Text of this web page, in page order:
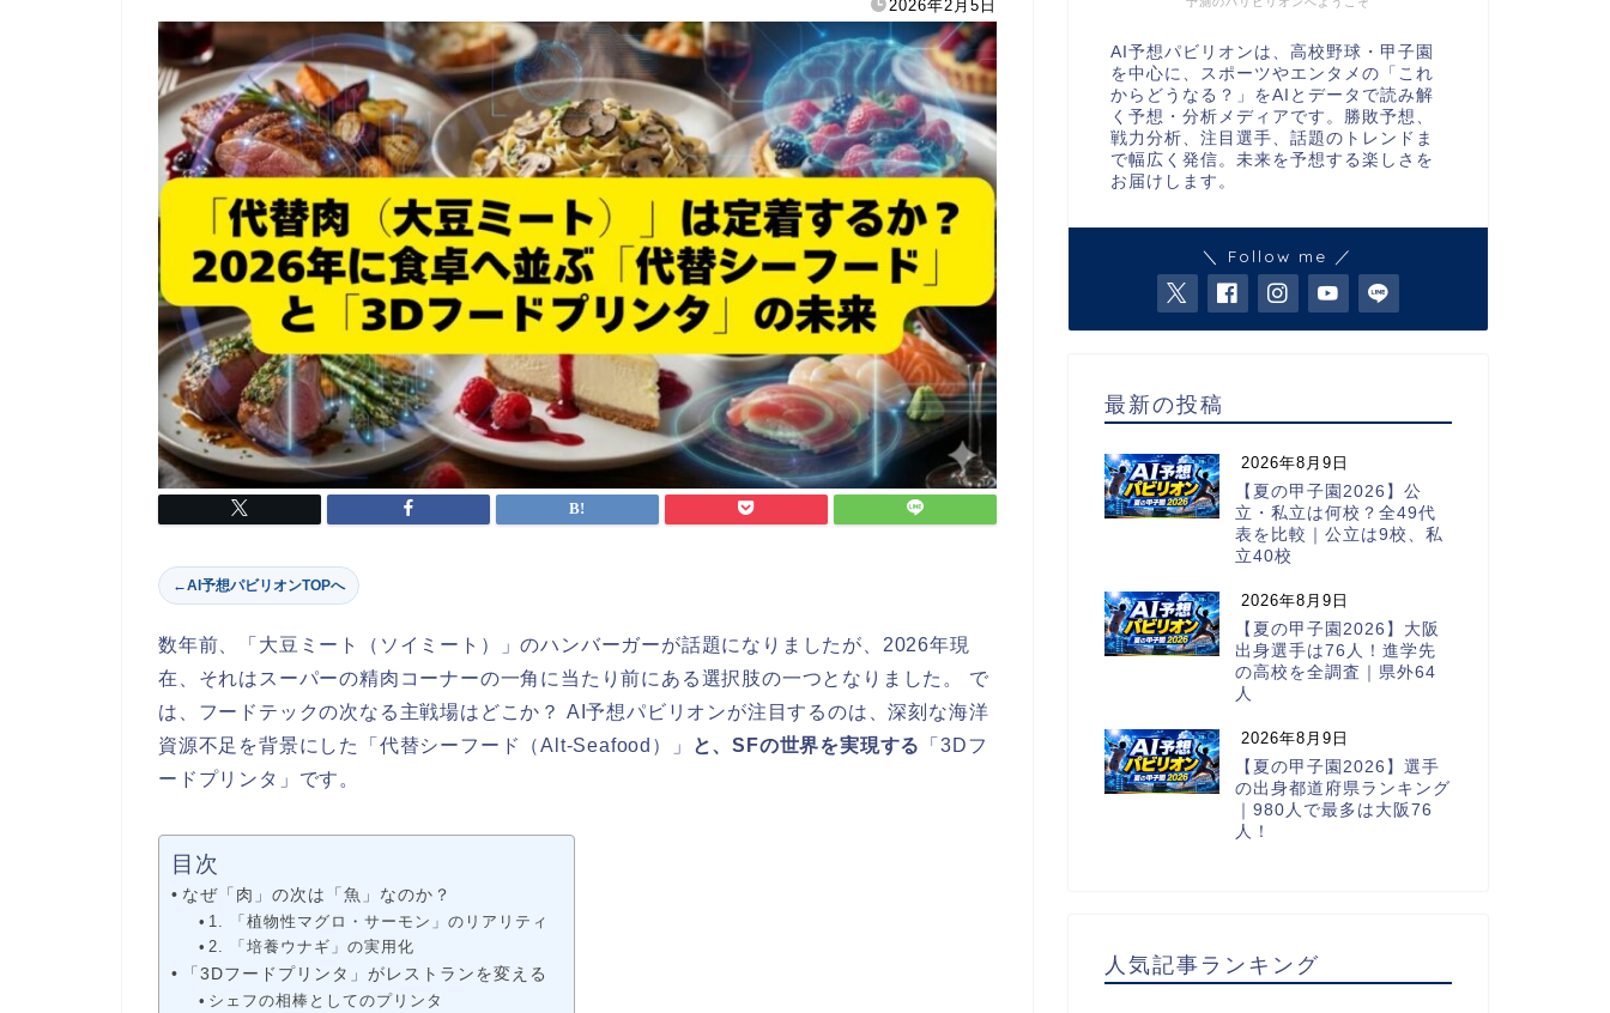
2026年2月5日
←AI予想パビリオンTOPへ
数年前、「大豆ミート（ソイミート）」のハンバーガーが話題になりましたが、2026年現
在、それはスーパーの精肉コーナーの一角に当たり前にある選択肢の一つとなりました。 で
は、フードテックの次なる主戦場はどこか？ AI予想パビリオンが注目するのは、深刻な海洋
資源不足を背景にした「代替シーフード（Alt-Seafood）」
と、SFの世界を実現する
「3Dフ
ードプリンタ」です。
目次
なぜ「肉」の次は「魚」なのか？
1. 「植物性マグロ・サーモン」のリアリティ
2. 「培養ウナギ」の実用化
「3Dフードプリンタ」がレストランを変える
シェフの相棒としてのプリンタ
AI予想パビリオンは、高校野球・甲子園
を中心に、スポーツやエンタメの「これ
からどうなる？」をAIとデータで読み解
く予想・分析メディアです。勝敗予想、
戦力分析、注目選手、話題のトレンドま
で幅広く発信。未来を予想する楽しさを
お届けします。
＼ Follow me ／
最新の投稿
2026年8月9日
【夏の甲子園2026】公
立・私立は何校？全49代
表を比較｜公立は9校、私
立40校
2026年8月9日
【夏の甲子園2026】大阪
出身選手は76人！進学先
の高校を全調査｜県外64
人
2026年8月9日
【夏の甲子園2026】選手
の出身都道府県ランキング
｜980人で最多は大阪76
人！
人気記事ランキング